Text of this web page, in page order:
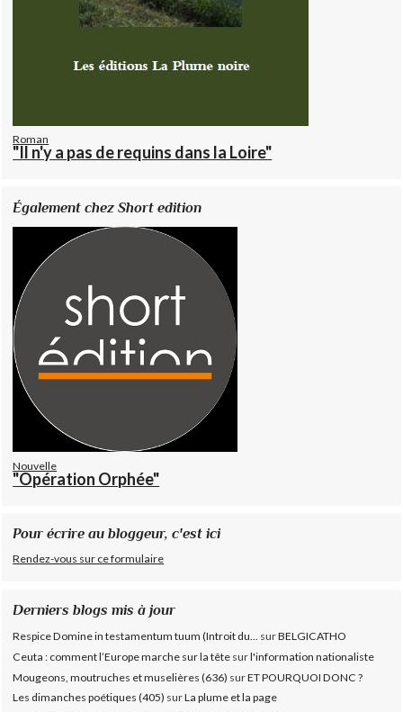
Roman
"Il n'y a pas de requins dans la Loire"
Également chez Short edition
Nouvelle
"Opération Orphée"
Pour écrire au bloggeur, c'est ici
Rendez-vous sur ce formulaire
Derniers blogs mis à jour
Respice Domine in testamentum tuum (Introit du... surBELGICATHO
Ceuta : comment l’Europe marche sur la tête surl'information nationaliste
Mougeons, moutruches et muselières (636) surET POURQUOI DONC ?
Les dimanches poétiques (405) surLa plume et la page